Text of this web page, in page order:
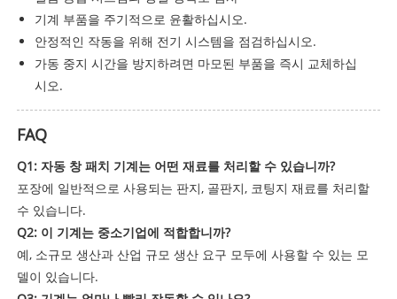
기계 부품을 주기적으로 윤활하십시오.
안정적인 작동을 위해 전기 시스템을 점검하십시오.
가동 중지 시간을 방지하려면 마모된 부품을 즉시 교체하십
시오.
FAQ
Q1: 자동 창 패치 기계는 어떤 재료를 처리할 수 있습니까?
포장에 일반적으로 사용되는 판지, 골판지, 코팅지 재료를 처리할
수 있습니다.
Q2: 이 기계는 중소기업에 적합합니까?
예, 소규모 생산과 산업 규모 생산 요구 모두에 사용할 수 있는 모
델이 있습니다.